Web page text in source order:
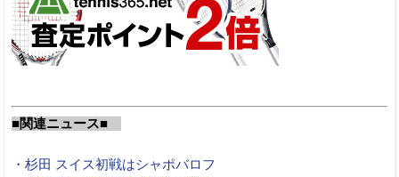
■関連ニュース■
・杉田 スイス初戦はシャポバロフ